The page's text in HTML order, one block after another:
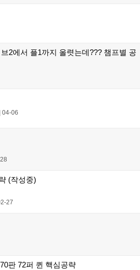
2에서 플1까지 올렷는데??? 챔프별 공
04-06
(작성중)
27
판 72퍼 퀸 핵심공략